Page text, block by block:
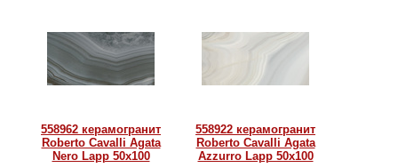
558962 керамогранит
Roberto Cavalli Agata
Nero Lapp 50x100
558922 керамогранит
Roberto Cavalli Agata
Azzurro Lapp 50x100